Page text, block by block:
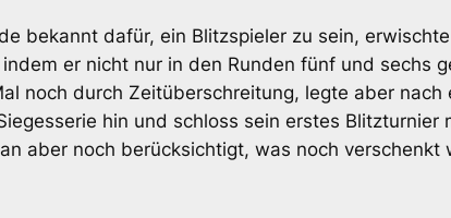
bekannt dafür, ein Blitzspieler zu sein,
er nicht nur in den Runden fünf und sechs
noch durch Zeitüberschreitung, legte aber
hin und schloss sein erstes
aber noch berücksichtigt, was noch